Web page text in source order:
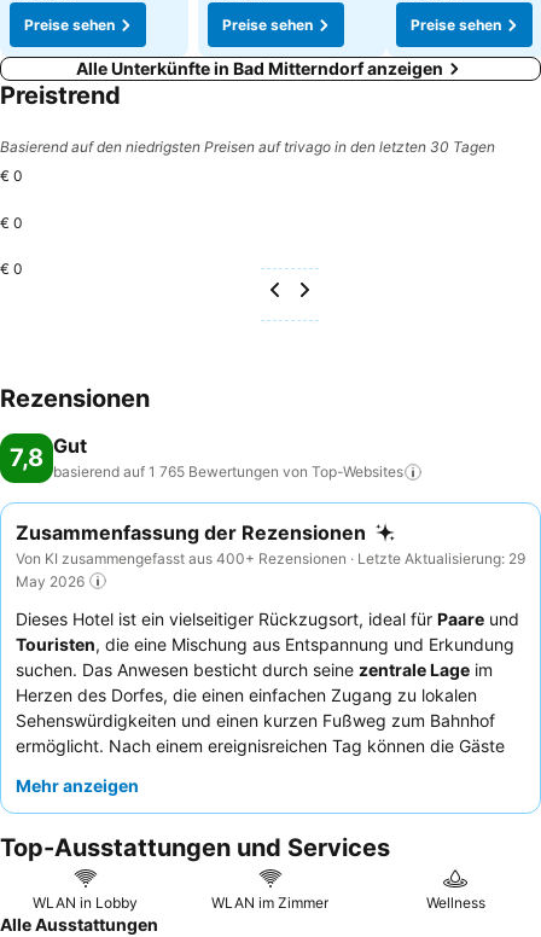
Preise sehen
Preise sehen
Preise sehen
Alle Unterkünfte in Bad Mitterndorf anzeigen
Preistrend
Basierend auf den niedrigsten Preisen auf trivago in den letzten 30 Tagen
€ 0
€ 0
€ 0
Rezensionen
7,8 Gut
basierend auf 1 765 Bewertungen von Top-Websites
Zusammenfassung der Rezensionen
Von KI zusammengefasst aus 400+ Rezensionen · Letzte Aktualisierung: 29
May 2026
Dieses Hotel ist ein vielseitiger Rückzugsort, ideal für Paare und
Touristen, die eine Mischung aus Entspannung und Erkundung
suchen. Das Anwesen besticht durch seine zentrale Lage im
Herzen des Dorfes, die einen einfachen Zugang zu lokalen
Sehenswürdigkeiten und einen kurzen Fußweg zum Bahnhof
ermöglicht. Nach einem ereignisreichen Tag können die Gäste
wird stets für seine Freundlichkeit und Hilfsbereitschaft gelobt,
köstlichenAbendessen-Optionen, abrundet. Wer Ruhe sucht,
sollte ein Zimmer mit Gartenblick anfragen.
Mehr anzeigen
Top-Ausstattungen und Services
WLAN in Lobby WLAN im Zimmer Wellness
Alle Ausstattungen